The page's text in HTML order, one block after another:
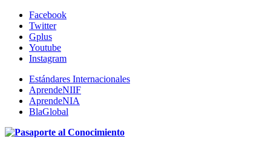
Facebook
Twitter
Gplus
Youtube
Instagram
Estándares Internacionales
AprendeNIIF
AprendeNIA
BlaGlobal